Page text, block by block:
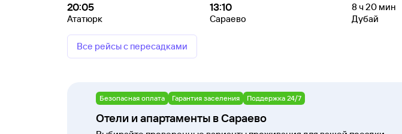
20:05
Ататюрк
13:10
Сараево
8ч 20 мин
Дубай
Все рейсы с пересадками
Безопасная оплата Гарантия заселения Поддержка 24/7
Отели и апартаменты в Сараево